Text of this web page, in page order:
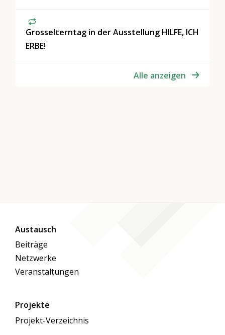
Grosselterntag in der Ausstellung HILFE, ICH
ERBE!
Alle anzeigen
Austausch
Beiträge
Netzwerke
Veranstaltungen
Projekte
Projekt-Verzeichnis